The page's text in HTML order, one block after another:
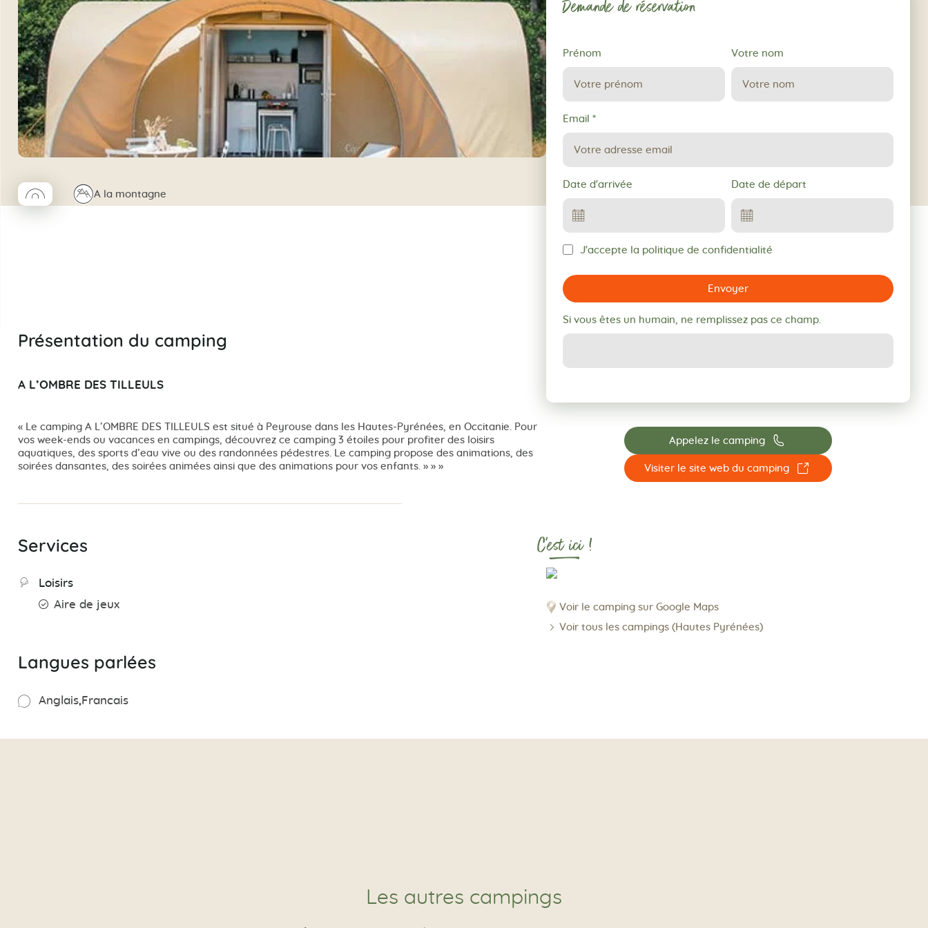
◯Coco rond⛰A la montagne
Présentation du camping
A L’OMBRE DES TILLEULS
« Le camping A L’OMBRE DES TILLEULS est situé à Peyrouse dans les Hautes-Pyrénées, en Occitanie. Pour
vos week-ends ou vacances en campings, découvrez ce camping 3 étoiles pour profiter des loisirs
aquatiques, des sports d’eau vive ou des randonnées pédestres. Le camping propose des animations, des
soirées dansantes, des soirées animées ainsi que des animations pour vos enfants. » » »
Services
Loisirs
Aire de jeux
Langues parlées
Anglais Francais
Demande de réservation
Demande
de
réservation
Prénom Votre nom
Email *
Date d'arrivée Date de départ
J'accepte la politique de confidentialité
Envoyer
Si vous êtes un humain, ne remplissez pas ce champ.
Appelez le camping 📞
Visiter le site web du camping ☐
C'est ici !
Voir le camping sur Google Maps
Voir tous les campings (Hautes Pyrénées)
Les autres campings